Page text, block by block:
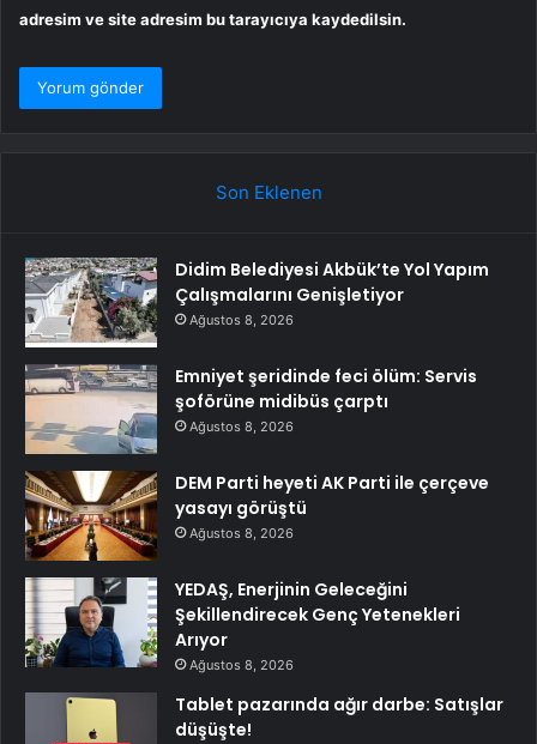
adresim ve site adresim bu tarayıcıya kaydedilsin.
Son Eklenen
Didim Belediyesi Akbük’te Yol Yapım
Çalışmalarını Genişletiyor
Ağustos 8, 2026
Emniyet şeridinde feci ölüm: Servis
şoförüne midibüs çarptı
Ağustos 8, 2026
DEM Parti heyeti AK Parti ile çerçeve
yasayı görüştü
Ağustos 8, 2026
YEDAŞ, Enerjinin Geleceğini
Şekillendirecek Genç Yetenekleri
Arıyor
Ağustos 8, 2026
Tablet pazarında ağır darbe: Satışlar
düşüşte!